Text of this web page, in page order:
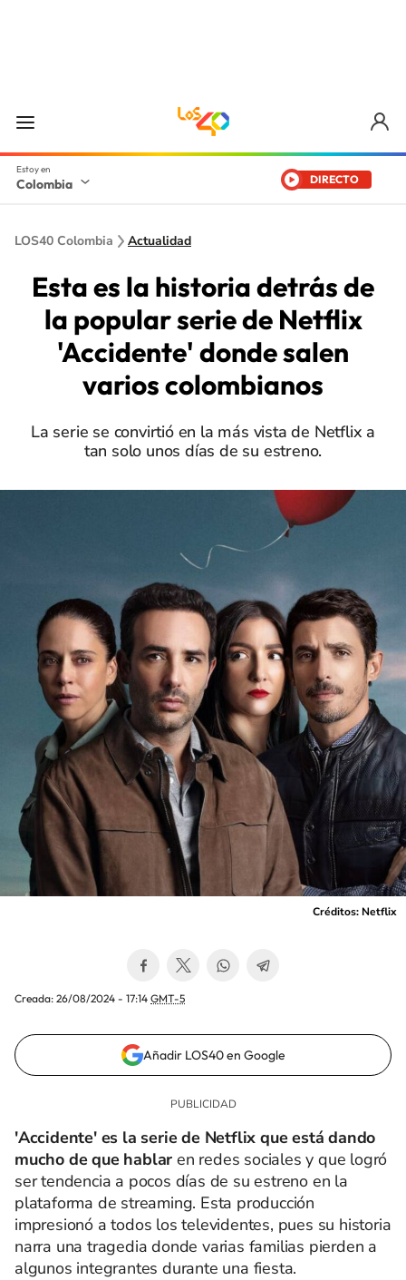
Colombia DIRECTO
LOS40 Colombia Actualidad
Esta es la historia detrás de
la popular serie de Netflix
'Accidente' donde salen
varios colombianos
La serie se convirtió en la más vista de Netflix a
tan solo unos días de su estreno.
Créditos: Netflix
Creada: 26/08/2024 - 17:14 GMT-5
Añadir LOS40 en Google
'Accidente' es la serie de Netflix que está dando
mucho de que hablar en redes sociales y que logró
ser tendencia a pocos días de su estreno en la
plataforma de streaming. Esta producción
impresionó a todos los televidentes, pues su historia
narra una tragedia donde varias familias pierden a
algunos integrantes durante una fiesta.